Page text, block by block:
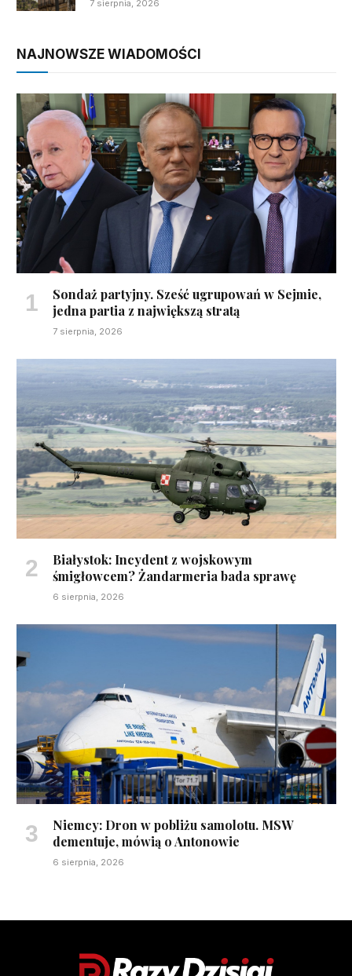
7 sierpnia, 2026
NAJNOWSZE WIADOMOŚCI
Sondaż partyjny. Sześć ugrupowań w Sejmie,
jedna partia z największą stratą
7 sierpnia, 2026
Białystok: Incydent z wojskowym
śmigłowcem? Żandarmeria bada sprawę
6 sierpnia, 2026
Niemcy: Dron w pobliżu samolotu. MSW
dementuje, mówią o Antonowie
6 sierpnia, 2026